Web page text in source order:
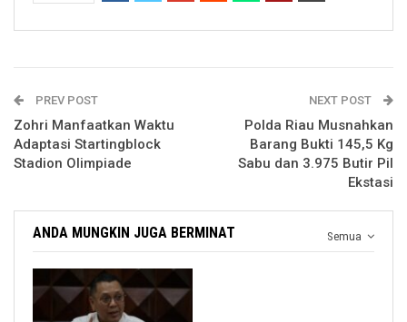
PREV POST
Zohri Manfaatkan Waktu
Adaptasi Startingblock
Stadion Olimpiade
NEXT POST
Polda Riau Musnahkan
Barang Bukti 145,5 Kg
Sabu dan 3.975 Butir Pil
Ekstasi
Semua
ANDA MUNGKIN JUGA BERMINAT